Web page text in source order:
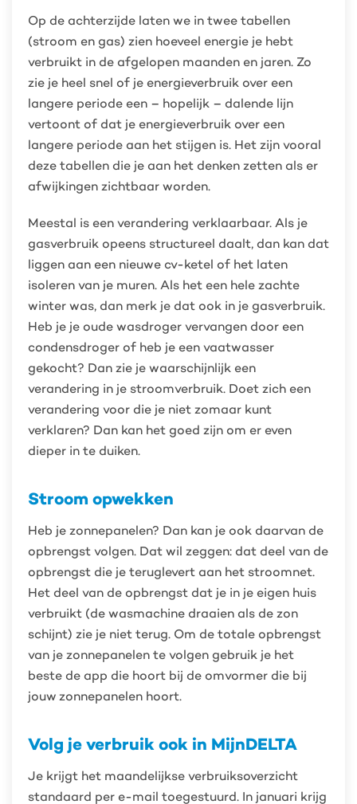
Op de achterzijde laten we in twee tabellen
(stroom en gas) zien hoeveel energie je hebt
verbruikt in de afgelopen maanden en jaren. Zo
zie je heel snel of je energieverbruik over een
langere periode een – hopelijk – dalende lijn
vertoont of dat je energieverbruik over een
langere periode aan het stijgen is. Het zijn vooral
deze tabellen die je aan het denken zetten als er
afwijkingen zichtbaar worden.
Meestal is een verandering verklaarbaar. Als je
gasverbruik opeens structureel daalt, dan kan dat
liggen aan een nieuwe cv-ketel of het laten
isoleren van je muren. Als het een hele zachte
winter was, dan merk je dat ook in je gasverbruik.
Heb je je oude wasdroger vervangen door een
condensdroger of heb je een vaatwasser
gekocht? Dan zie je waarschijnlijk een
verandering in je stroomverbruik. Doet zich een
verandering voor die je niet zomaar kunt
verklaren? Dan kan het goed zijn om er even
dieper in te duiken.
Stroom opwekken
Heb je zonnepanelen? Dan kan je ook daarvan de
opbrengst volgen. Dat wil zeggen: dat deel van de
opbrengst die je teruglevert aan het stroomnet.
Het deel van de opbrengst dat je in je eigen huis
verbruikt (de wasmachine draaien als de zon
schijnt) zie je niet terug. Om de totale opbrengst
van je zonnepanelen te volgen gebruik je het
beste de app die hoort bij de omvormer die bij
jouw zonnepanelen hoort.
Volg je verbruik ook in MijnDELTA
Je krijgt het maandelijkse verbruiksoverzicht
standaard per e-mail toegestuurd. In januari krijg